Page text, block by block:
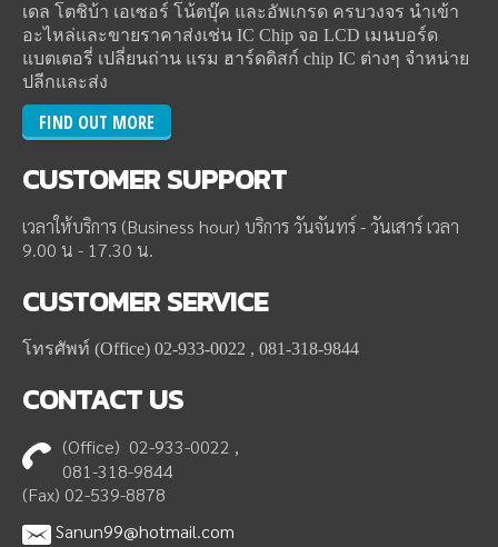
เดล โตชิบ้า เอเซอร์ โน้ตบุ๊ค และอัพเกรด ครบวงจร นำเข้า
อะไหล่และขายราคาส่งเช่น IC Chip จอ LCD เมนบอร์ด
แบตเตอรี่ เปลี่ยนถ่าน แรม ฮาร์ดดิสก์ chip IC ต่างๆ จำหน่าย
ปลีกและส่ง
FIND OUT MORE
CUSTOMERSUPPORT
เวลาให้บริการ (Business hour) บริการ วันจันทร์ - วันเสาร์ เวลา
9.00 น - 17.30 น.
CUSTOMERSERVICE
โทรศัพท์ (Office) 02-933-0022 , 081-318-9844
CONTACTUS
(Office) 02-933-0022 ,
081-318-9844
(Fax) 02-539-8878
Sanun99@hotmail.com